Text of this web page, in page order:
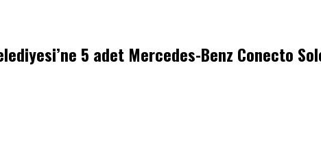
5 adet Mercedes-Benz Conecto